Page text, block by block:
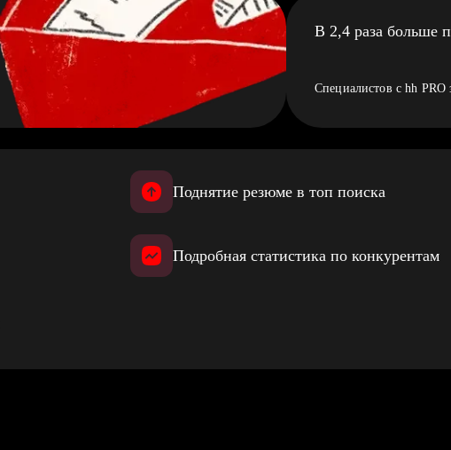
В 2,4 раза больше
Специалистов с hh PRO
Поднятие резюме в топ поиска
Подробная статистика по конкурентам